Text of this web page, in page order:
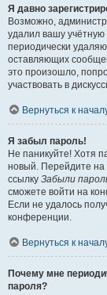
Я давно
Возможно,
удалил вашу учётную
периодически
оставляющих
это произошло,
участвовать в
Вернуться к
Я забыл пароль!
Не паникуйте! Хотя
новый. Перейдите на
ссылку Забыли
сможете войти на
Если не удалось
конференции.
Вернуться к
Почему мне
пароля?